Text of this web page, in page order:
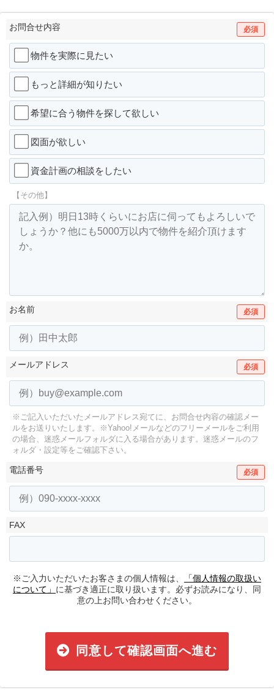
お問合せ内容 必須
物件を実際に見たい
もっと詳細が知りたい
希望に合う物件を探して欲しい
図面が欲しい
資金計画の相談をしたい
【その他】
お名前 必須
メールアドレス 必須
※ご記入いただいたメールアドレス宛てに、お問合せ内容の確認メー
ルをお送りいたします。
※Yahoo!メールなどのフリーメールをご利用
の場合、迷惑メールフォルダに入る場合があります。 迷惑メールのフ
ォルダ・設定等をご確認下さい。
電話番号 必須
FAX
※ご入力いただいたお客さまの個人情報は、
「個人情報の取扱い
について」 に基づき適正に取り扱います。必ずお読みになり、同
意の上お問い合わせください。
同意して確認画面へ進む